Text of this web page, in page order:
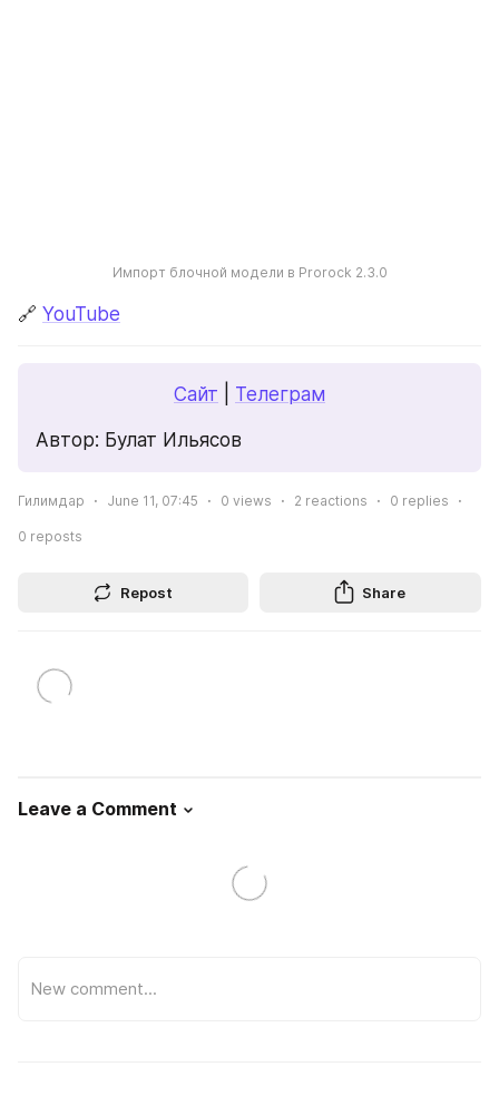
Импорт блочной модели в Prorock 2.3.0
🔗 YouTube
Сайт Телеграм
Автор: Булат Ильясов
Гилимдар June 11, 07:45 0 views 2 reactions 0 replies
0 reposts
Repost Share
Leave a Comment